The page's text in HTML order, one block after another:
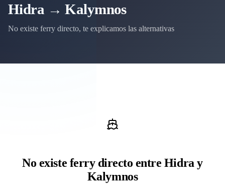
Hidra → Kalymnos
No existe ferry directo, te explicamos las alternativas
No existe ferry directo entre Hidra y
Kalymnos